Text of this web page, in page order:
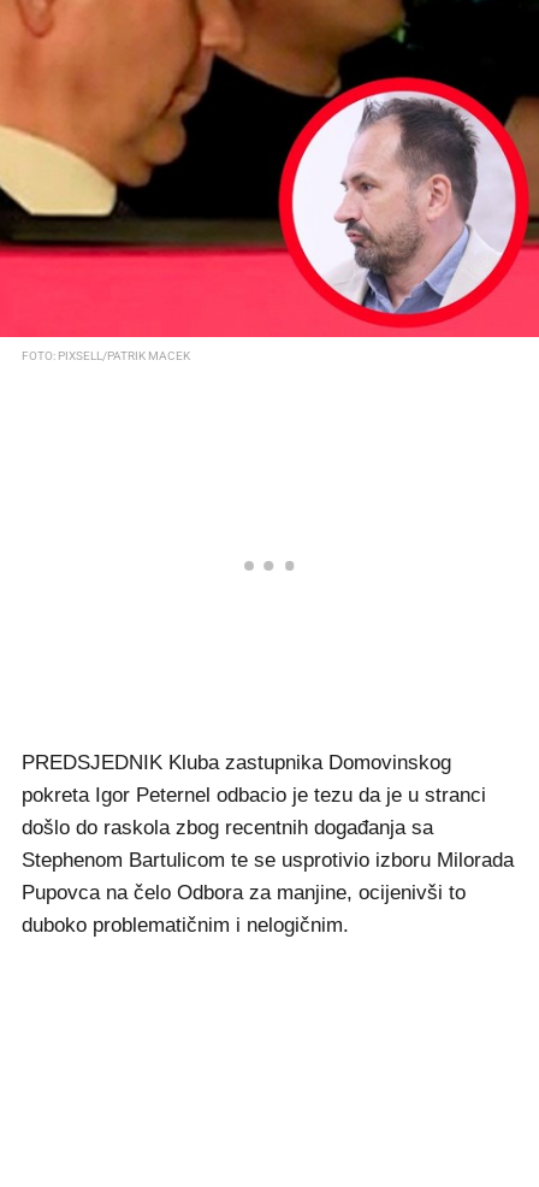
FOTO: PIXSELL/PATRIK MACEK
PREDSJEDNIK Kluba zastupnika Domovinskog
pokreta Igor Peternel odbacio je tezu da je u stranci
došlo do raskola zbog recentnih događanja sa
Stephenom Bartulicom te se usprotivio izboru Milorada
Pupovca na čelo Odbora za manjine, ocijenivši to
duboko problematičnim i nelogičnim.